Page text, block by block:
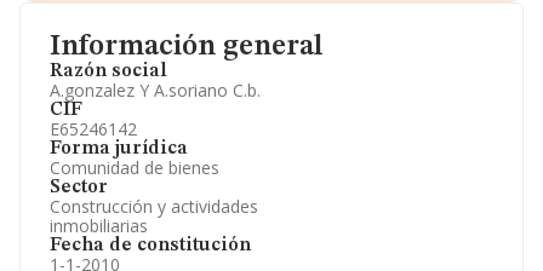
Información general
Razón social
A.gonzalez Y A.soriano C.b.
CIF
E65246142
Forma jurídica
Comunidad de bienes
Sector
Construcción y actividades
inmobiliarias
Fecha de constitución
1-1-2010
Información oficial y registral complementaria.